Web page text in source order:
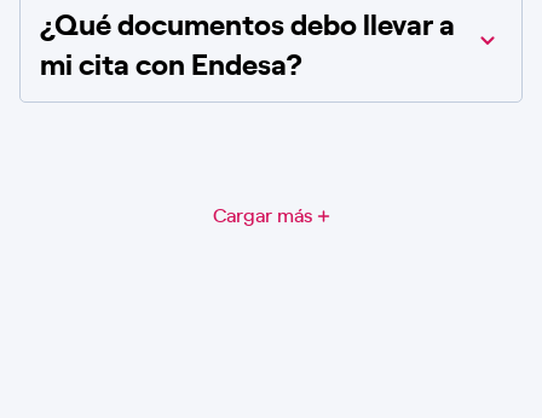
¿Qué documentos debo llevar a
mi cita con Endesa?
Cargar más